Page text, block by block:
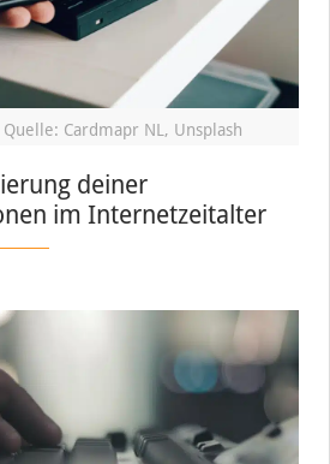
Quelle: Cardmapr NL, Unsplash
deiner
im Internetzeitalter